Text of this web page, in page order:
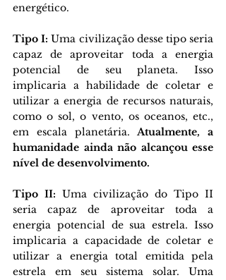
energético.
Tipo I: Uma civilização desse tipo seria
capaz de aproveitar toda a energia
potencial de seu planeta. Isso
implicaria a habilidade de coletar e
utilizar a energia de recursos naturais,
como o sol, o vento, os oceanos, etc.,
em escala planetária. Atualmente, a
humanidade ainda não alcançou esse
nível de desenvolvimento.
Tipo II: Uma civilização do Tipo II
seria capaz de aproveitar toda a
energia potencial de sua estrela. Isso
implicaria a capacidade de coletar e
utilizar a energia total emitida pela
estrela em seu sistema solar. Uma